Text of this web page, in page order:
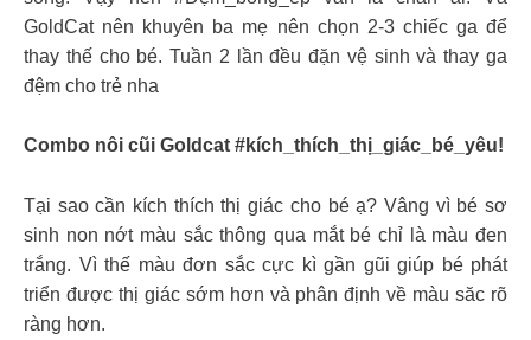
GoldCat nên khuyên ba mẹ nên chọn 2-3 chiếc ga để
thay thế cho bé. Tuần 2 lần đều đặn vệ sinh và thay ga
đệm cho trẻ nha
Combo nôi cũi Goldcat #kích_thích_thị_giác_bé_yêu!
Tại sao cần kích thích thị giác cho bé ạ? Vâng vì bé sơ
sinh non nớt màu sắc thông qua mắt bé chỉ là màu đen
trắng. Vì thế màu đơn sắc cực kì gần gũi giúp bé phát
triển được thị giác sớm hơn và phân định về màu săc rõ
ràng hơn.